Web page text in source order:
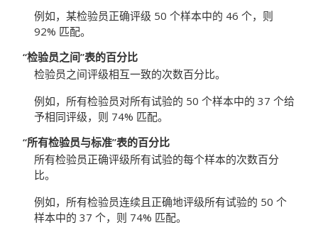
例如，某检验员正确评级 50 个样本中的 46 个，则
92% 匹配。
“检验员之间”表的百分比
检验员之间评级相互一致的次数百分比。
例如，所有检验员对所有试验的 50 个样本中的 37 个给
予相同评级，则 74% 匹配。
“所有检验员与标准”表的百分比
所有检验员正确评级所有试验的每个样本的次数百分
比。
例如，所有检验员连续且正确地评级所有试验的 50 个
样本中的 37 个，则 74% 匹配。